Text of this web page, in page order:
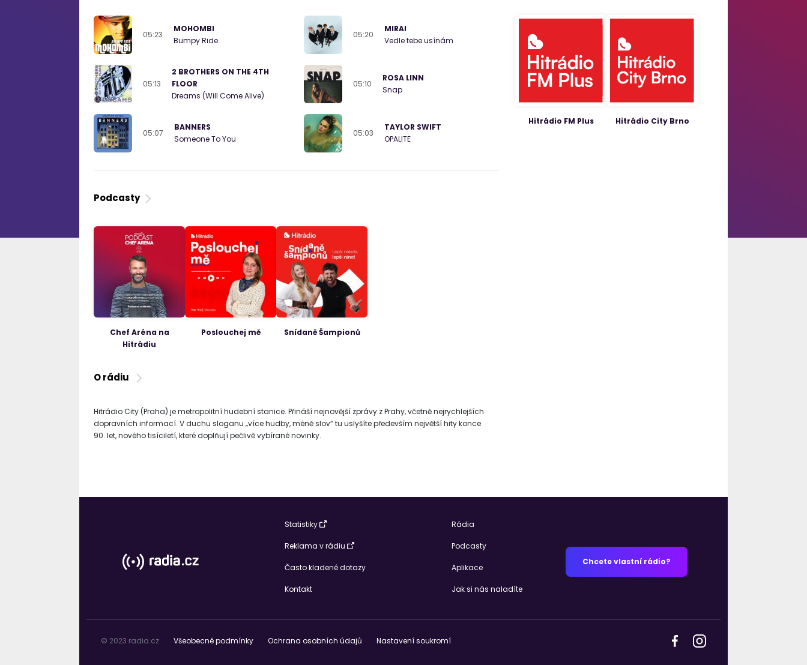
05:23
MOHOMBI
Bumpy Ride
05:20
MIRAI
Vedle tebe usínám
05:13
2 BROTHERS ON THE 4TH
FLOOR
Dreams (Will Come Alive)
05:10
ROSA LINN
Snap
05:07
BANNERS
Someone To You
05:03
TAYLOR SWIFT
OPALITE
Podcasty
Chef Aréna na
Hitrádiu
Poslouchej mě Snídaně Šampionů
O rádiu
Hitrádio City (Praha) je metropolitní hudební stanice. Přináší nejnovější zprávy z Prahy, včetně nejrychlejších
dopravních informací. V duchu sloganu „více hudby, méně slov“ tu uslyšíte především největší hity konce
90. let, nového tisíciletí, které doplňují pečlivě vybírané novinky.
Hitrádio FM Plus Hitrádio City Brno
Statistiky
Reklama v rádiu
Často kladené dotazy
Kontakt
Rádia
Podcasty
Aplikace
Jak si nás naladíte
Chcete vlastní rádio?
© 2023 radia.cz Všeobecné podmínky Ochrana osobních údajů Nastavení soukromí